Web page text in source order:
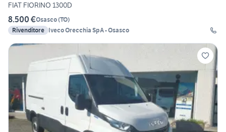
FIAT FIORINO 1300D
8.500 €Osasco(TO)
Rivenditore Iveco Orecchia SpA - Osasco